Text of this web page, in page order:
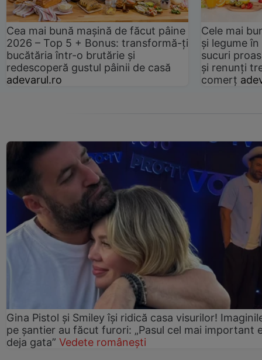
Cea mai bună mașină de făcut pâine
2026 – Top 5 + Bonus: transformă-ți
bucătăria într-o brutărie și
redescoperă gustul pâinii de casă
adevarul.ro
Cele mai
și legume
sucuri
și renunți
comerț
Gina Pistol și Smiley își ridică casa visurilor!
pe șantier au făcut furori: „Pasul cel mai important
deja gata” Vedete românești